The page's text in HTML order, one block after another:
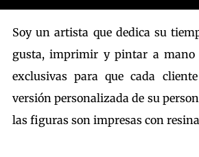
Soy un artista que dedica su
gusta, imprimir y pintar a
exclusivas para que cada
versión personalizada de su
las figuras son impresas con